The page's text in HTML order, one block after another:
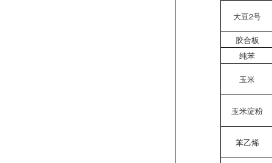
大豆2号
胶合板
纯苯
玉米
玉米淀粉
苯乙烯